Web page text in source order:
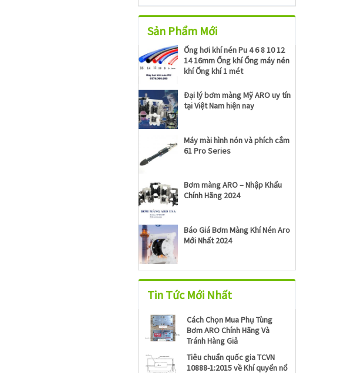
Sản Phẩm Mới
Ống hơi khí nén Pu 4 6 8 10 12
14 16mm Ống khí Ống máy nén
khí Ống khí 1 mét
Đại lý bơm màng Mỹ ARO uy tín
tại Việt Nam hiện nay
Máy mài hình nón và phích cắm
61 Pro Series
Bơm màng ARO – Nhập Khẩu
Chính Hãng 2024
Báo Giá Bơm Màng Khí Nén Aro
Mới Nhất 2024
Tin Tức Mới Nhất
Cách Chọn Mua Phụ Tùng
Bơm ARO Chính Hãng Và
Tránh Hàng Giả
Tiêu chuẩn quốc gia TCVN
10888-1:2015 về Khí quyển nổ